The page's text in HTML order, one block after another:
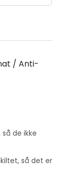
/ Anti-
de ikke
så det er